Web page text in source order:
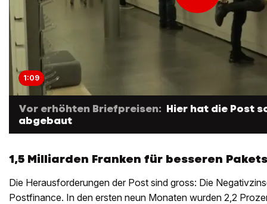
1:09
Vor erhöhten Briefpreisen: Hier hat die Post
abgebaut
1,5 Milliarden Franken für besseren
Die Herausforderungen der Post sind gross: Die
Postfinance. In den ersten neun Monaten wurden 2,2